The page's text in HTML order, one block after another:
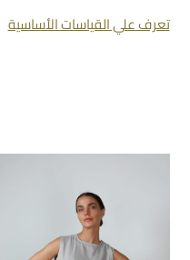
تعرف علي القياسات الأساسية